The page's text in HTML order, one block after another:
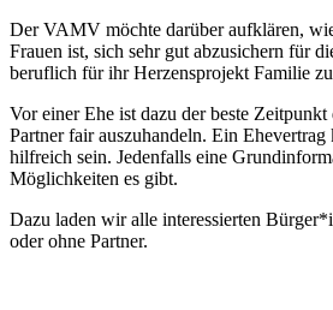
Der VAMV möchte darüber aufklären,
Frauen ist, sich sehr gut abzusichern für
beruflich für ihr Herzensprojekt Familie
Vor einer Ehe ist dazu der beste
Partner fair auszuhandeln. Ein Ehevertrag
hilfreich sein. Jedenfalls eine
Möglichkeiten es gibt.
Dazu laden wir alle interessierten
oder ohne Partner.